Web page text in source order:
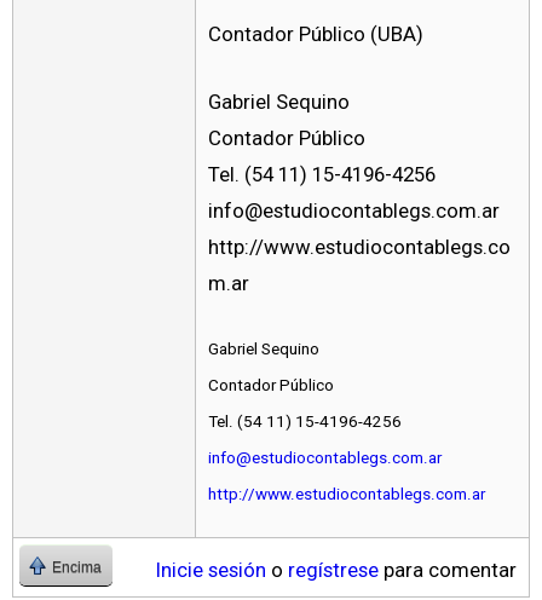
Contador Público (UBA)
Gabriel Sequino
Contador Público
Tel. (54 11) 15-4196-4256
info@estudiocontablegs.com.ar
http://www.estudiocontablegs.co
m.ar
Gabriel Sequino
Contador Público
Tel. (54 11) 15-4196-4256
info@estudiocontablegs.com.ar
http://www.estudiocontablegs.com.ar
Encima Inicie sesión o regístrese para comentar